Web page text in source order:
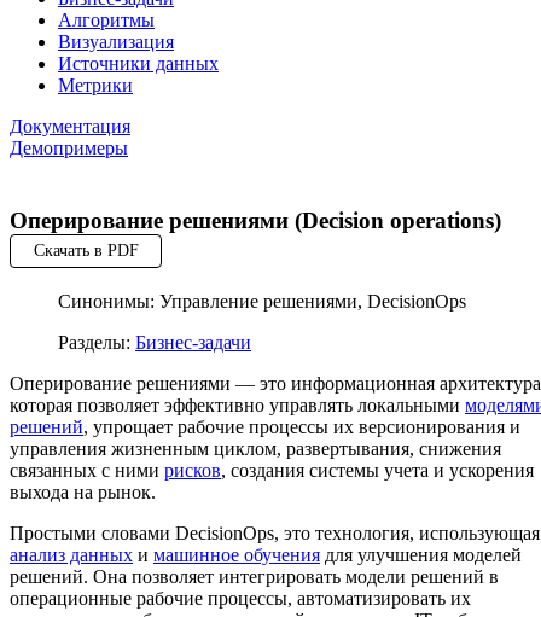
Алгоритмы
Визуализация
Источники данных
Метрики
Документация
Демопримеры
Оперирование решениями (Decision operations)
Скачать в PDF
Синонимы: Управление решениями, DecisionOps
Разделы: Бизнес-задачи
Оперирование решениями — это информационная
которая позволяет эффективно управлять локальными
решений, упрощает рабочие процессы их версионирования и
управления жизненным циклом, развертывания, снижения
связанных с ними рисков, создания системы учета и ускорения
выхода на рынок.
Простыми словами DecisionOps, это технология, использующая
анализ данных и машинное обучения для улучшения моделей
решений. Она позволяет интегрировать модели решений в
операционные рабочие процессы, автоматизировать их